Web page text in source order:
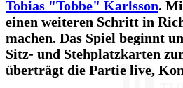
Tobias "Tobbe" Karlsson.
einen weiteren Schritt in
machen. Das Spiel beginnt
Sitz- und Stehplatzkarten
überträgt die Partie live,